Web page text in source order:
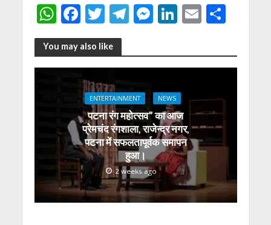
W
h
at
s
p
F
ac
e
b
o
o
k
T
w
itt
er
T
e
gr
a
m
M
ss
e
n
g
er
Li
k
e
dI
n
E
ai
l
S
ar
e
You may also like
ENTERTAINMENT NEWS
पटना रंग महोत्सव” का आज
प्रेमचंद रंगशाला, राजेन्द्र नगर,
पटना में सफलतापूर्वक समापन
हुआ।
2 weeks ago